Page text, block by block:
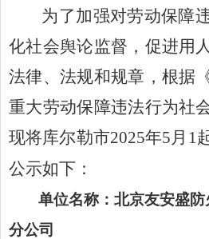
为了加强对劳动保障
化社会舆论监督，促进用
法律、法规和规章，根据
重大劳动保障违法行为社
现将库尔勒市2025年5 月 1
公示如下：
单位名称：北京友安盛
分公司